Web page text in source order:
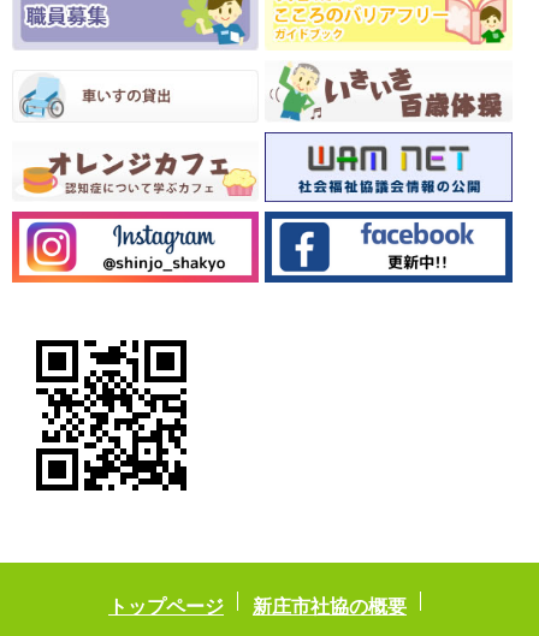
トップページ 新庄市社協の概要